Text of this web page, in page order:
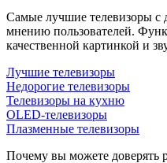
Самые лучшие телевизоры с
мнению пользователей.
качественной картинкой и
Лучшие телевизоры
Недорогие телевизоры
Телевизоры на кухню
OLED-телевизоры
Плазменные телевизоры
Почему вы можете доверять